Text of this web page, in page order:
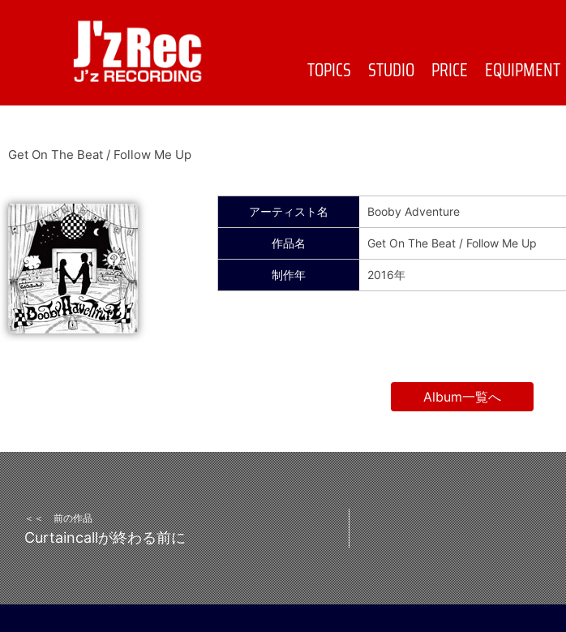
TOPICS STUDIO PRICE EQUIPMENT
Get On The Beat / Follow Me Up
アーティスト名 Booby Adventure
作品名 Get On The Beat / Follow Me Up
制作年 2016年
Album一覧へ
＜＜ 前の作品
Curtaincallが終わる前に